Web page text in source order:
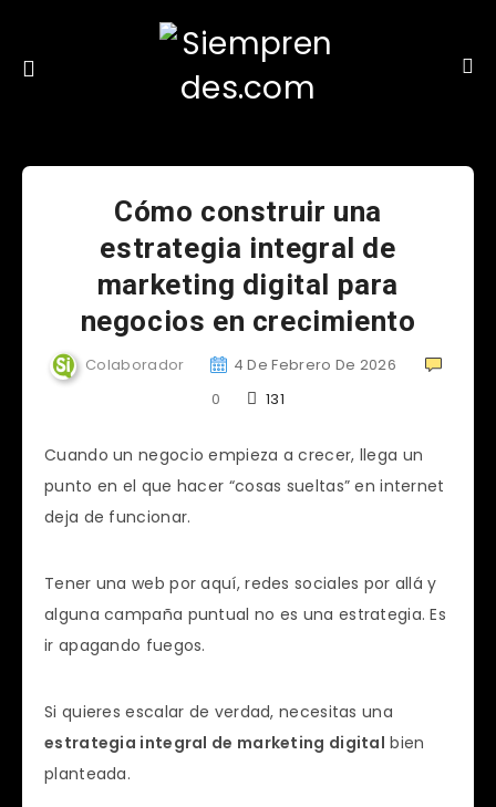
Cómo construir una
estrategia integral de
marketing digital para
negocios en crecimiento
Colaborador
4 De Febrero De 2026
0
131
Cuando un negocio empieza a crecer, llega un
punto en el que hacer “cosas sueltas” en internet
deja de funcionar.
Tener una web por aquí, redes sociales por allá y
alguna campaña puntual no es una estrategia. Es
ir apagando fuegos.
Si quieres escalar de verdad, necesitas una
estrategia integral de marketing digital bien
planteada.